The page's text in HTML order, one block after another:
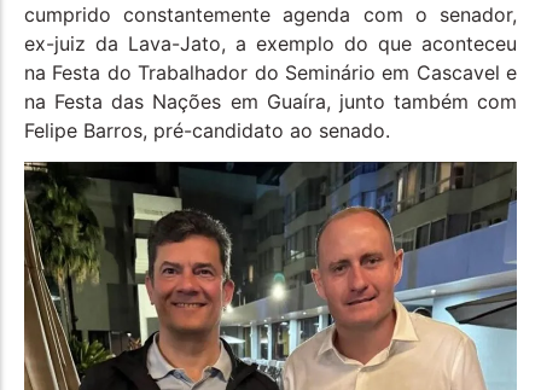
cumprido constantemente agenda com o senador,
ex-juiz da Lava-Jato, a exemplo do que aconteceu
na Festa do Trabalhador do Seminário em Cascavel e
na Festa das Nações em Guaíra, junto também com
Felipe Barros, pré-candidato ao senado.